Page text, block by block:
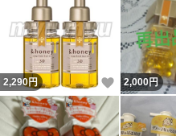
2,290円 いいね！
2,000円